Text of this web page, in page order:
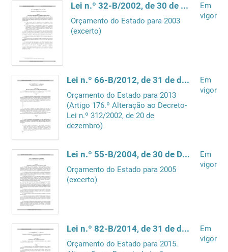
Lei n.º 32-B/2002, de 30 de Dezembro
Orçamento do Estado para 2003
(excerto)
Em
vigor
Lei n.º 66-B/2012, de 31 de dezembro
Orçamento do Estado para 2013
(Artigo 176.º Alteração ao Decreto-
Lei n.º 312/2002, de 20 de
dezembro)
Em
vigor
Lei n.º 55-B/2004, de 30 de Dezembro
Orçamento do Estado para 2005
(excerto)
Em
vigor
Lei n.º 82-B/2014, de 31 de dezembro
Orçamento do Estado para 2015.
Em
vigor